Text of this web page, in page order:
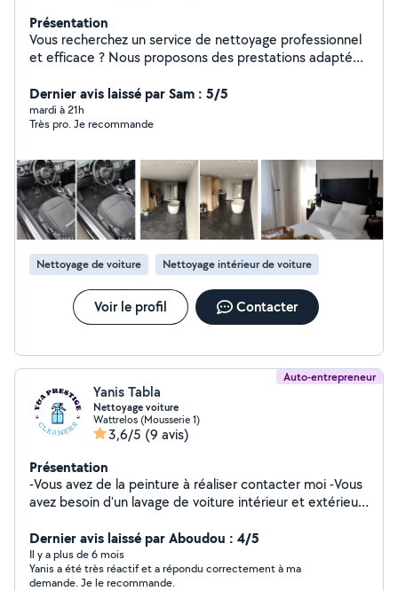
Présentation
Vous recherchez un service de nettoyage professionnel
et efficace ? Nous proposons des prestations adaptées
Nettoyage de surfaces : bureaux, commerces,
habitations, immeubles Entretien des vitres : lavage
intérieur et extérieur pour une transparence parfaite.
désinfection et remise à neuf. Avec des produits
respectueux de l'environnement, nous garantissons un
service de qualité et un résultat impeccable. Contactez-
nous dès aujourd'hui pour un devis personnalisé !
Dernier avis laissé par Sam : 5/5
mardi à 21h
Très pro. Je recommande
Nettoyage de voiture Nettoyage intérieur de voiture
Voir le profil Contacter
Auto-entrepreneur
Yanis Tabla
Nettoyage voiture
Wattrelos (Mousserie 1)
3,6/5 (9 avis)
Présentation
-Vous avez de la peinture à réaliser contacter moi -Vous
avez besoin d'un lavage de voiture intérieur et extérieur
tapis etc contacter moi - vous avez besoin de louer une
shampouineuse karcher, un karsher de haut pression
contacter moi Vous avez bepsin
Dernier avis laissé par Aboudou : 4/5
Il y a plus de 6 mois
Yanis a été très réactif et a répondu correctement à ma
demande. Je le recommande.